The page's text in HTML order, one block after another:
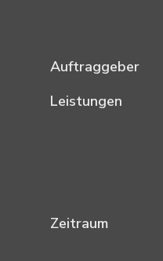
Auftraggeber
Leistungen
Zeitraum
Projektkategorien